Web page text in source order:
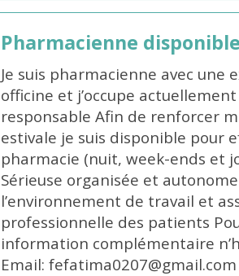
Pharmacienne
Je suis pharmacienne avec
officine et j’occupe
responsable Afin de renforcer
estivale je suis disponible pour
pharmacie (nuit, week-ends et
Sérieuse organisée et
l’environnement de travail et
professionnelle des patients
information complémentaire
Email: fefatima0207@gmail.com